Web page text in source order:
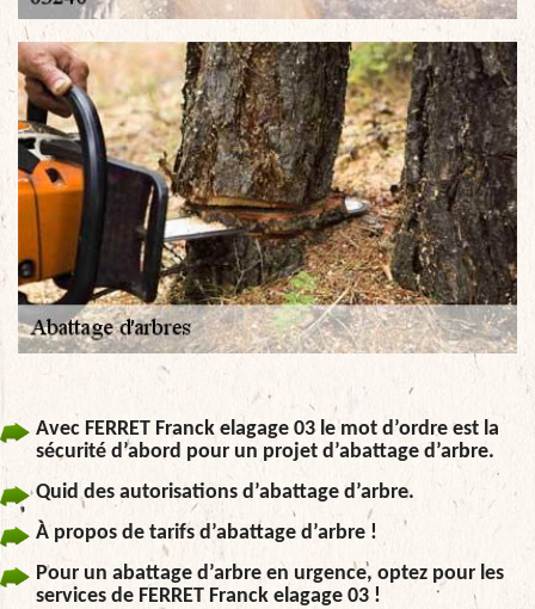
Avec FERRET Franck elagage 03 le mot d’ordre est la
sécurité d’abord pour un projet d’abattage d’arbre.
Quid des autorisations d’abattage d’arbre.
À propos de tarifs d’abattage d’arbre !
Pour un abattage d’arbre en urgence, optez pour les
services de FERRET Franck elagage 03 !